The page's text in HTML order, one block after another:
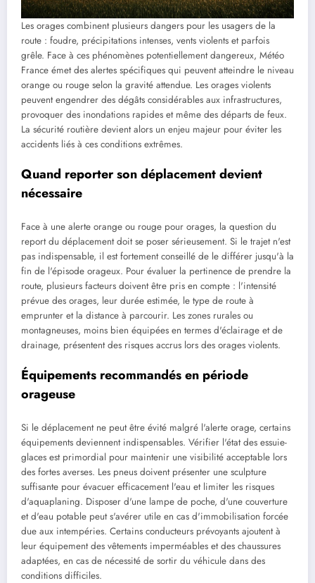
Les orages combinent plusieurs dangers pour les usagers de la
route : foudre, précipitations intenses, vents violents et parfois
grêle. Face à ces phénomènes potentiellement dangereux, Météo
France émet des alertes spécifiques qui peuvent atteindre le niveau
orange ou rouge selon la gravité attendue. Les orages violents
peuvent engendrer des dégâts considérables aux infrastructures,
provoquer des inondations rapides et même des départs de feux.
La sécurité routière devient alors un enjeu majeur pour éviter les
accidents liés à ces conditions extrêmes.
Quand reporter son déplacement devient
nécessaire
Face à une alerte orange ou rouge pour orages, la question du
report du déplacement doit se poser sérieusement. Si le trajet n'est
pas indispensable, il est fortement conseillé de le différer jusqu'à la
fin de l'épisode orageux. Pour évaluer la pertinence de prendre la
route, plusieurs facteurs doivent être pris en compte : l'intensité
prévue des orages, leur durée estimée, le type de route à
emprunter et la distance à parcourir. Les zones rurales ou
montagneuses, moins bien équipées en termes d'éclairage et de
drainage, présentent des risques accrus lors des orages violents.
Équipements recommandés en période
orageuse
Si le déplacement ne peut être évité malgré l'alerte orage, certains
équipements deviennent indispensables. Vérifier l'état des essuie-
glaces est primordial pour maintenir une visibilité acceptable lors
des fortes averses. Les pneus doivent présenter une sculpture
suffisante pour évacuer efficacement l'eau et limiter les risques
d'aquaplaning. Disposer d'une lampe de poche, d'une couverture
et d'eau potable peut s'avérer utile en cas d'immobilisation forcée
due aux intempéries. Certains conducteurs prévoyants ajoutent à
leur équipement des vêtements imperméables et des chaussures
adaptées, en cas de nécessité de sortir du véhicule dans des
conditions difficiles.